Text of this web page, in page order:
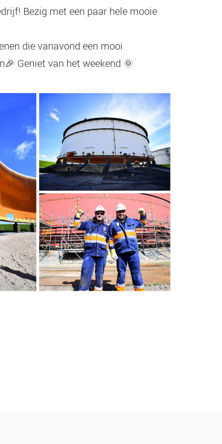
Bezig met een paar hele mooie
die vanavond een mooi
Geniet van het weekend 🌞